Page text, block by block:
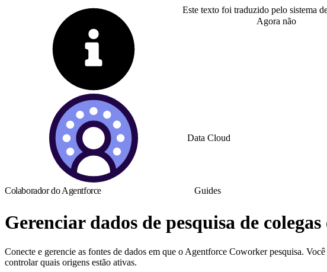
Este texto foi traduzido pelo sistema
Agora não
Data Cloud
Colaborador do Agentforce Guides
Gerenciar dados de pesquisa de
Conecte e gerencie as fontes de dados em que o Agentforce Coworker pesquisa.
controlar quais origens estão ativas.